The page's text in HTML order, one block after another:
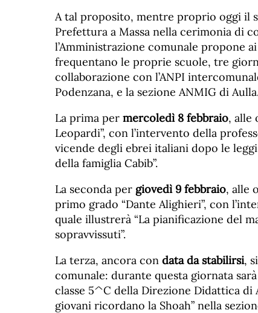
A tal proposito, mentre proprio oggi il
Prefettura a Massa nella cerimonia di
l’Amministrazione comunale propone
frequentano le proprie scuole, tre
collaborazione con l’ANPI
Podenzana, e la sezione ANMIG di
La prima per mercoledì 8 febbraio, alle
Leopardi”, con l’intervento della
vicende degli ebrei italiani dopo le
della famiglia Cabib”.
La seconda per giovedì 9 febbraio, alle
primo grado “Dante Alighieri”, con
quale illustrerà “La pianificazione del
sopravvissuti”.
La terza, ancora con data da stabilirsi,
comunale: durante questa giornata
classe 5^C della Direzione Didattica di
giovani ricordano la Shoah” nella